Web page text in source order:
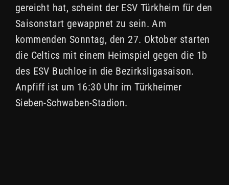
gereicht hat, scheint der ESV Türkheim für den
Saisonstart gewappnet zu sein. Am
kommenden Sonntag, den 27. Oktober starten
die Celtics mit einem Heimspiel gegen die 1b
des ESV Buchloe in die Bezirksligasaison.
Anpfiff ist um 16:30 Uhr im Türkheimer
Sieben-Schwaben-Stadion.